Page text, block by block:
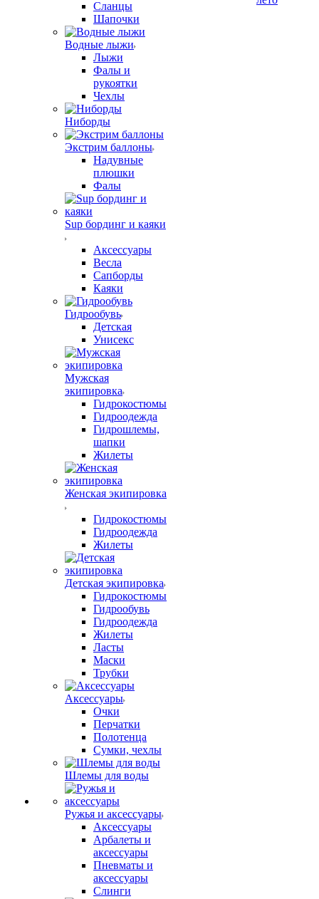
Сланцы
Шапочки
Водные лыжи
Лыжи
Фалы и
рукоятки
Чехлы
Ниборды
Экстрим баллоны
Надувные
плюшки
Фалы
Sup бординг и каяки
Аксессуары
Весла
Сапборды
Каяки
Гидрообувь
Детская
Унисекс
Мужская
экипировка
Гидрокостюмы
Гидроодежда
Гидрошлемы,
шапки
Жилеты
Женская экипировка
Гидрокостюмы
Гидроодежда
Жилеты
Детская экипировка
Гидрокостюмы
Гидрообувь
Гидроодежда
Жилеты
Ласты
Маски
Трубки
Аксессуары
Очки
Перчатки
Полотенца
Сумки, чехлы
Шлемы для воды
Ружья и аксессуары
Аксессуары
Арбалеты и
аксессуары
Пневматы и
аксессуары
Слинги